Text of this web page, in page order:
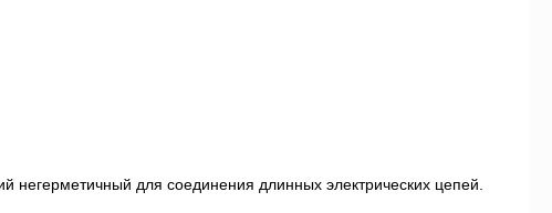
негерметичный для соединения длинных электрических цепей.